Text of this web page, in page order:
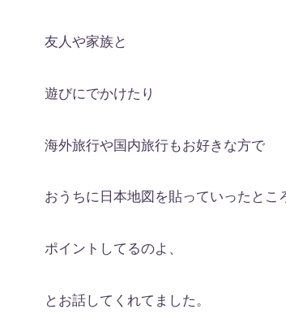
友人や家族と
遊びにでかけたり
海外旅行や国内旅行もお好きな方で
おうちに日本地図を貼っていったとこ
ポイントしてるのよ、
とお話してくれてました。